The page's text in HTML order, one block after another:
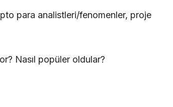
para analistleri/fenomenler, proje
Nasıl popüler oldular?